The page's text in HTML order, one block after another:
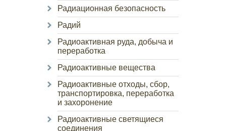
Радиационная безопасность
Радий
Радиоактивная руда, добыча и
переработка
Радиоактивные вещества
Радиоактивные отходы, сбор,
транспортировка, переработка
и захоронение
Радиоактивные светящиеся
соединения